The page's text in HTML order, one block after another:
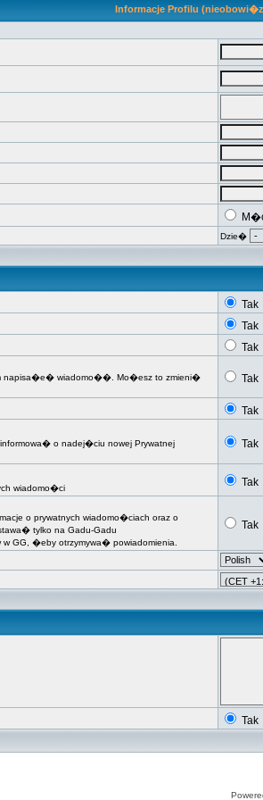
Informacje Profilu
Dzie�
Tak
Tak
Tak
napisa�e� wiadomo��. Mo�esz to zmieni�
Tak
Tak
o nadej�ciu nowej Prywatnej
Tak
wiadomo�ci Tak
o prywatnych wiadomo�ciach oraz o
tylko na Gadu-Gadu
GG, �eby otrzymywa� powiadomienia.
Tak
Tak